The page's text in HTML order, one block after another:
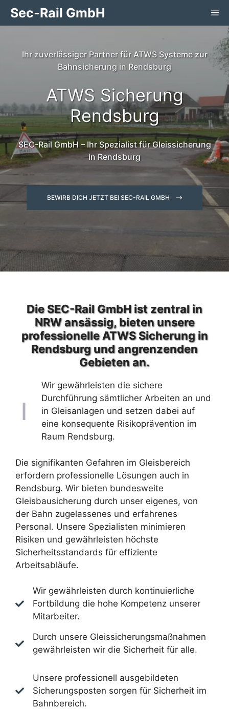
Zum
InhaltSec-Rail GmbH
Ihr zuverlässiger Partner für ATWS Systeme zur
Bahnsicherung in Rendsburg
ATWS Sicherung
Rendsburg
SEC-Rail GmbH – Ihr Spezialist für Gleissicherung
in Rendsburg
BEWIRB DICH JETZT BEI SEC-RAIL GMBH
Die SEC-Rail GmbH ist zentral in
NRW ansässig, bieten unsere
professionelle ATWS Sicherung in
Rendsburg und angrenzenden
Gebieten an.
Wir gewährleisten die sichere
Durchführung sämtlicher Arbeiten an und
in Gleisanlagen und setzen dabei auf
eine konsequente Risikoprävention im
Raum Rendsburg.
Die signifikanten Gefahren im Gleisbereich
erfordern professionelle Lösungen auch in
Rendsburg. Wir bieten bundesweite
Gleisbausicherung durch unser eigenes, von
der Bahn zugelassenes und erfahrenes
Personal. Unsere Spezialisten minimieren
Risiken und gewährleisten höchste
Sicherheitsstandards für effiziente
Arbeitsabläufe.
Wir gewährleisten durch kontinuierliche
Fortbildung die hohe Kompetenz unserer
Mitarbeiter.
Durch unsere Gleissicherungsmaßnahmen
gewährleisten wir die Sicherheit für alle.
Unsere professionell ausgebildeten
Sicherungsposten sorgen für Sicherheit im
Bahnbereich.